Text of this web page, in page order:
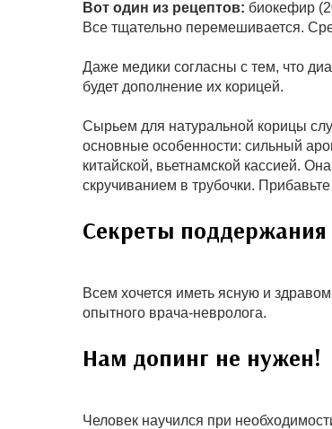
Вот один из рецептов: биокефир
Все тщательно перемешивается.
Даже медики согласны с тем, что
будет дополнение их корицей.
Сырьем для натуральной корицы
основные особенности: сильный
китайской, вьетнамской кассией.
скручиванием в трубочки.
Секреты поддержания
Всем хочется иметь ясную и
опытного врача-невролога.
Нам допинг не нужен!
Человек научился при